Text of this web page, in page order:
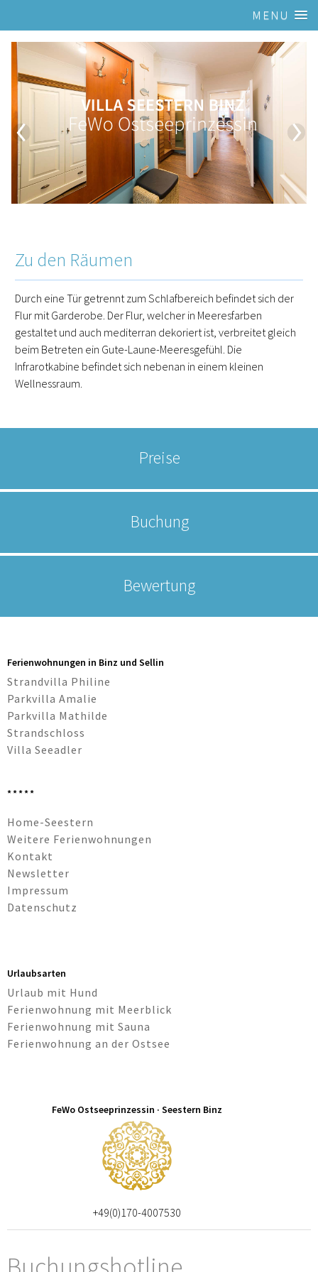
MENU
Zu den Räumen
Durch eine Tür getrennt zum Schlafbereich befindet sich der
Flur mit Garderobe. Der Flur, welcher in Meeresfarben
gestaltet und auch mediterran dekoriert ist, verbreitet gleich
beim Betreten ein Gute-Laune-Meeresgefühl. Die
Infrarotkabine befindet sich nebenan in einem kleinen
Wellnessraum.
Preise
Buchung
Bewertung
Ferienwohnungen in Binz und Sellin
Strandvilla Philine
Parkvilla Amalie
Parkvilla Mathilde
Strandschloss
Villa Seeadler
*****
überspringen
Home-Seestern
Weitere Ferienwohnungen
Kontakt
Newsletter
Impressum
Datenschutz
Urlaubsarten
Urlaub mit Hund
Ferienwohnung mit Meerblick
Ferienwohnung mit Sauna
Ferienwohnung an der Ostsee
FeWo Ostseeprinzessin · Seestern Binz
+49(0)170-4007530